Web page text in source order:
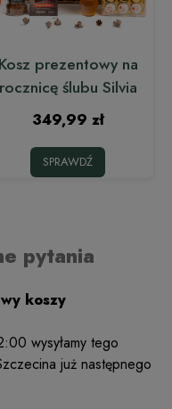
Kosz prezentowy na
rocznicę ślubu Silvia
349,99 zł
SPRAWDŹ
pytania
koszy
wysyłamy tego
już następnego